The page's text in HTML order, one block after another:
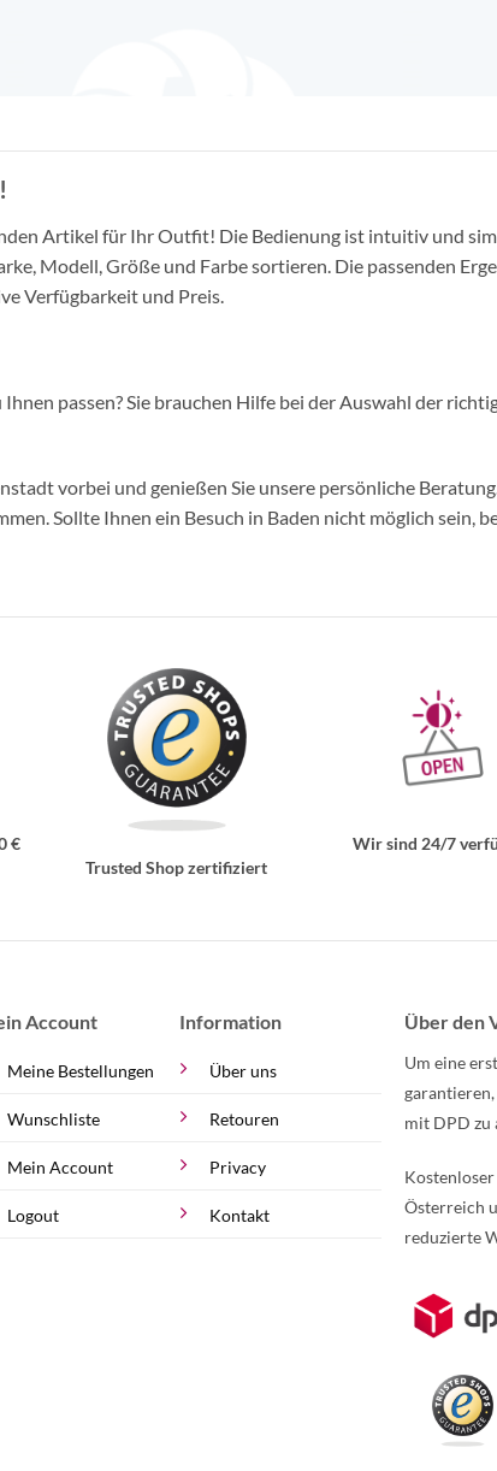
Artikel für Ihr Outfit! Die Bedienung ist intuitiv und
Modell, Größe und Farbe sortieren. Die passenden
Verfügbarkeit und Preis.
passen? Sie brauchen Hilfe bei der Auswahl der
vorbei und genießen Sie unsere persönliche
Sollte Ihnen ein Besuch in Baden nicht möglich sein,
€
Trusted Shop zertifiziert
Wir sind 24/7
Account
Meine Bestellungen
Wunschliste
Mein Account
Logout
Information
Über uns
Retouren
Privacy
Kontakt
Über den
Um eine
mit DPD zu
Österreich
reduzierte
Weitere